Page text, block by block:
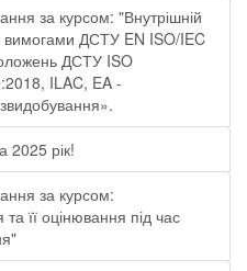
за курсом: "Внутрішній
вимогами ДСТУ EN ISO/IEC
ДСТУ ISO
ILAC, EA -
2025 рік!
за курсом:
її оцінювання під час